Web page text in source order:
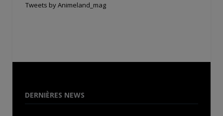
Tweets by Animeland_mag
DERNIÈRES NEWS